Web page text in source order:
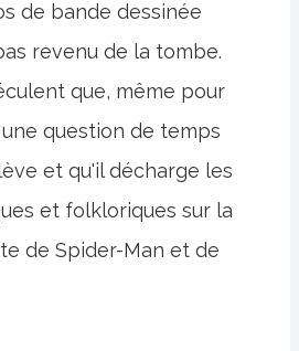
de bande dessinée
revenu de la tombe.
que, même pour
question de temps
et qu'il décharge les
et folkloriques sur la
de Spider-Man et de